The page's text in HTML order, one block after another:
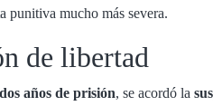
punitiva mucho más severa.
de libertad
dos años de prisión, se acordó la